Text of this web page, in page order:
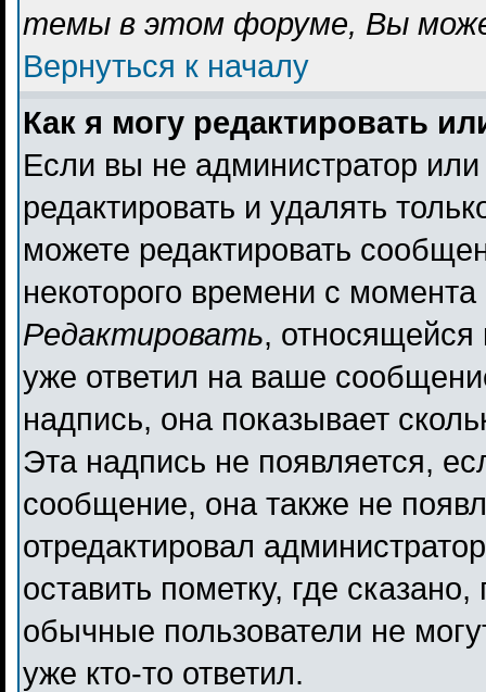
темы в этом форуме, Вы
Вернуться к началу
Как я могу редактировать
Если вы не администратор
редактировать и удалять
можете редактировать
некоторого времени с
Редактировать,
уже ответил на ваше
надпись, она показывает
Эта надпись не появляется,
сообщение, она также не
отредактировал
оставить пометку, где
обычные пользователи не
уже кто-то ответил.